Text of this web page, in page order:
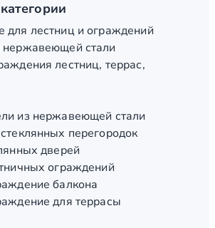
для лестниц и ограждений
стали
лестниц, террас,
из нержавеющей стали
перегородок
дверей
ограждений
балкона
для террасы